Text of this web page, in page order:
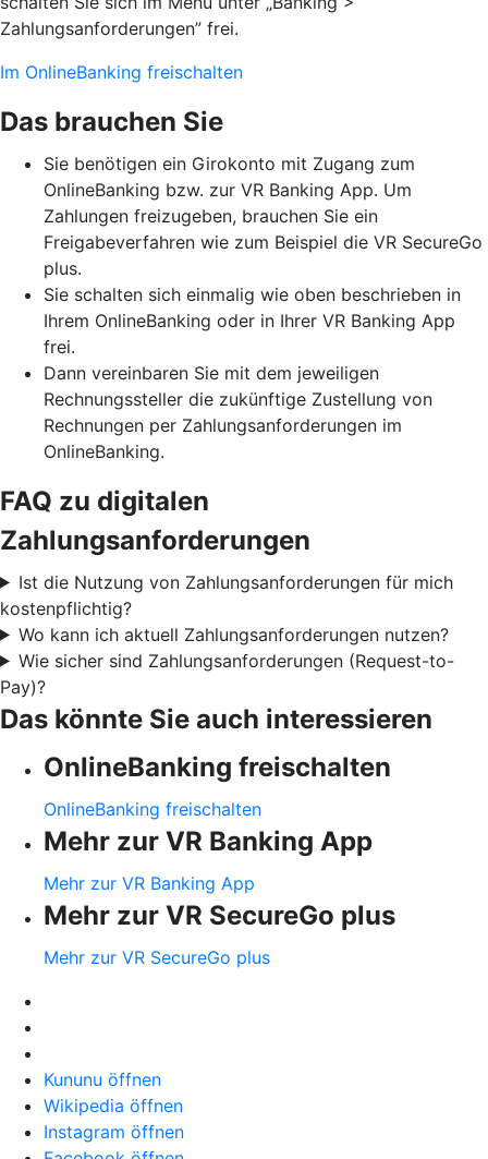
Zahlungsanforderungen” frei.
Im OnlineBanking freischalten
Das brauchen Sie
Sie benötigen ein Girokonto mit Zugang zum
OnlineBanking bzw. zur VR Banking App. Um
Zahlungen freizugeben, brauchen Sie ein
Freigabeverfahren wie zum Beispiel die VR SecureGo
plus.
Sie schalten sich einmalig wie oben beschrieben in
Ihrem OnlineBanking oder in Ihrer VR Banking App
frei.
Dann vereinbaren Sie mit dem jeweiligen
Rechnungssteller die zukünftige Zustellung von
Rechnungen per Zahlungsanforderungen im
OnlineBanking.
FAQ zu digitalen
Zahlungsanforderungen
Ist die Nutzung von Zahlungsanforderungen für mich
kostenpflichtig?
Wo kann ich aktuell Zahlungsanforderungen nutzen?
Wie sicher sind Zahlungsanforderungen (Request-to-
Pay)?
Das könnte Sie auch interessieren
OnlineBanking freischalten
OnlineBanking freischalten
Mehr zur VR Banking App
Mehr zur VR Banking App
Mehr zur VR SecureGo plus
Mehr zur VR SecureGo plus
Kununu öffnen
Wikipedia öffnen
Instagram öffnen